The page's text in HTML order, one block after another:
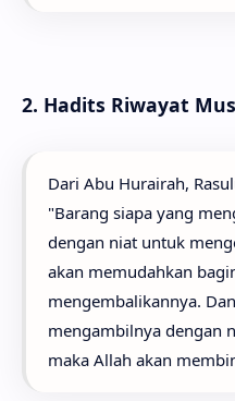
2. Hadits Riwayat
Dari Abu Hurairah,
"Barang siapa yang
dengan niat untuk
akan memudahkan
mengembalikannya.
mengambilnya dengan
maka Allah akan